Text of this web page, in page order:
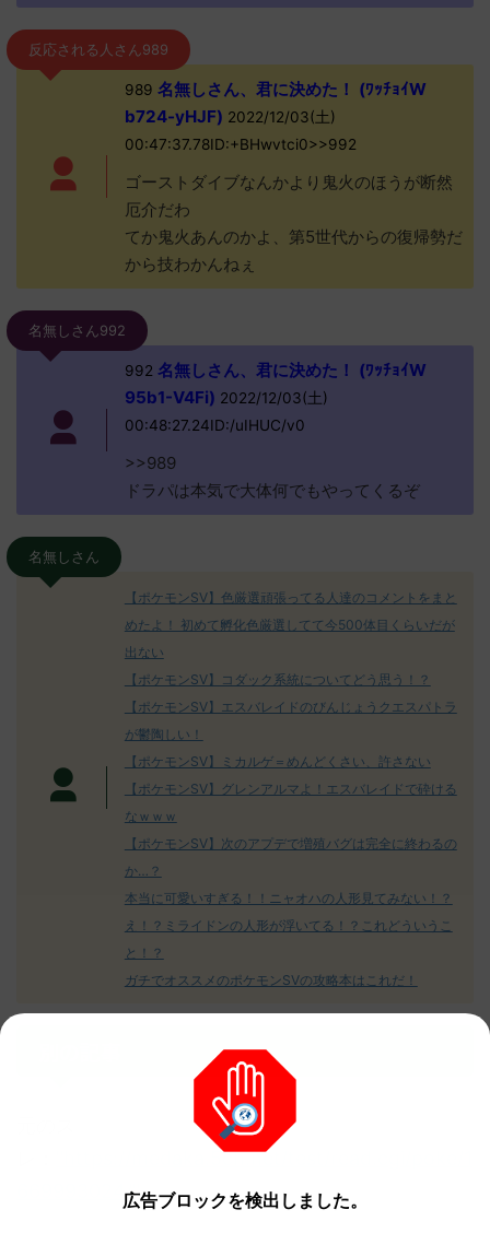
反応される人さん989
989 名無しさん、君に決めた！ (ﾜｯﾁｮｲW
b724-yHJF) 2022/12/03(土)
00:47:37.78ID:+BHwvtci0>>992
ゴーストダイブなんかより鬼火のほうが断然
厄介だわ
てか鬼火あんのかよ、第5世代からの復帰勢だ
から技わかんねぇ
名無しさん992
992 名無しさん、君に決めた！ (ﾜｯﾁｮｲW
95b1-V4Fi) 2022/12/03(土)
00:48:27.24ID:/uIHUC/v0
>>989
ドラパは本気で大体何でもやってくるぞ
名無しさん
【ポケモンSV】色厳選頑張ってる人達のコメントをまと
めたよ！ 初めて孵化色厳選してて今500体目くらいだが
出ない
【ポケモンSV】コダック系統についてどう思う！？
【ポケモンSV】エスバレイドのびんじょうクエスパトラ
が鬱陶しい！
【ポケモンSV】ミカルゲ＝めんどくさい、許さない
【ポケモンSV】グレンアルマよ！エスバレイドで砕ける
なｗｗｗ
【ポケモンSV】次のアプデで増殖バグは完全に終わるの
か…？
本当に可愛いすぎる！！ニャオハの人形見てみない！？
え！？ミライドンの人形が浮いてる！？これどういうこ
と！？
ガチでオススメのポケモンSVの攻略本はこれだ！
"https://medaka.5ch.net/test/read.cgi/poke/1
669993024/"広告ブロックを検出しました。